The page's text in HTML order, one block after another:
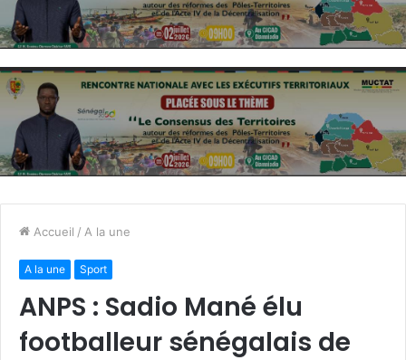
Accueil / A la une
A la une Sport
ANPS : Sadio Mané élu
footballeur sénégalais de